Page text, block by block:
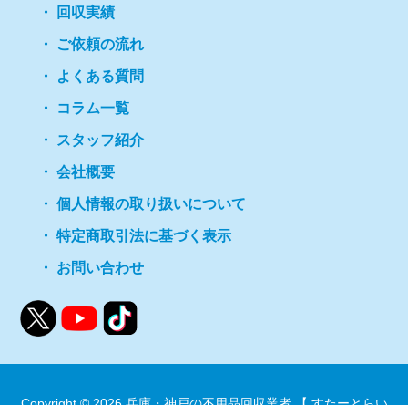
回収実績
ご依頼の流れ
よくある質問
コラム一覧
スタッフ紹介
会社概要
個人情報の取り扱いについて
特定商取引法に基づく表示
お問い合わせ